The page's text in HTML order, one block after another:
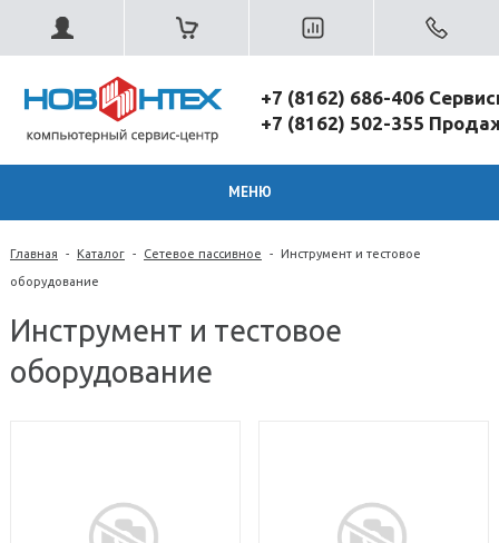
+7 (8162) 686-406
+7 (8162) 502-355
МЕНЮ
Главная - Каталог - Сетевое пассивное - Инструмент и тестовое
оборудование
Инструмент и тестовое
оборудование